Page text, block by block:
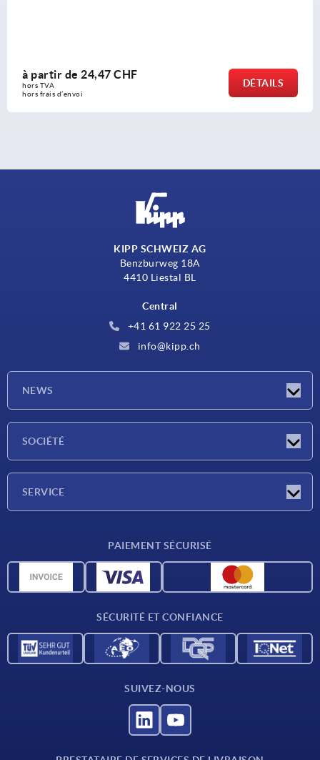
DÉTAILS
à partir de 24,46 CHF
hors frais d’envoi
KIPP SCHWEIZ AG
Benzburweg 18A
4410 Liestal BL
Central
+41 61 922 25 25
info@kipp.ch
NEWS
SOCIÉTÉ
SERVICE
Données CAO
PAIEMENT SÉCURISÉ
SÉCURITÉ ET CONFIANCE
SUIVEZ-NOUS